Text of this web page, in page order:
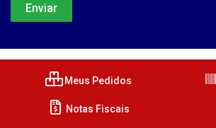
Meus Pedidos
Notas Fiscais